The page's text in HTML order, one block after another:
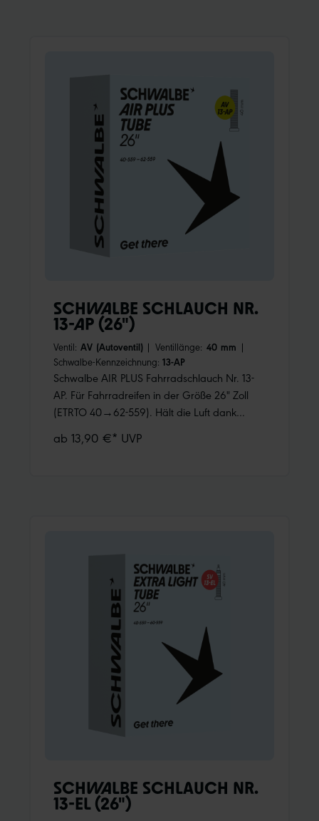
SCHWALBE SCHLAUCH NR.
13-AP (26")
Ventil: AV (Autoventil) | Ventillänge: 40 mm |
Schwalbe-Kennzeichnung: 13-AP
Schwalbe AIR PLUS Fahrradschlauch Nr. 13-
AP. Für Fahrradreifen in der Größe 26" Zoll
(ETRTO 40→62-559). Hält die Luft dank
Nachpumpen ist weniger oft notwendig.
ab 13,90 €* UVP
SCHWALBE SCHLAUCH NR.
13-EL (26")